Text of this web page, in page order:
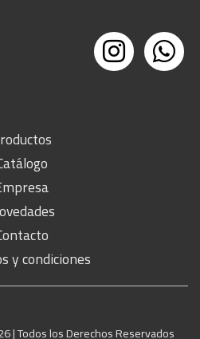
y condiciones
| Todos los Derechos Reservados